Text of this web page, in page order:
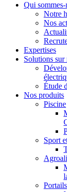
Qui sommes-
Notre
Nos
Expertises
Solutions sur
Étude
Nos produits
Piscine
Sport